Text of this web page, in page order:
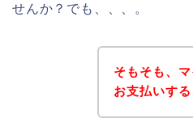
せんか？でも、、、。
そもそも、
お支払いす